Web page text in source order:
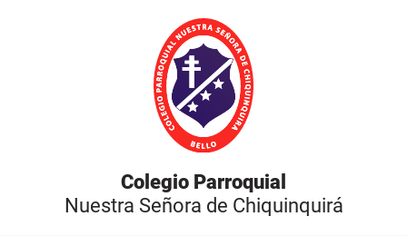
Colegio Parroquial
Nuestra Señora de Chiquinquirá